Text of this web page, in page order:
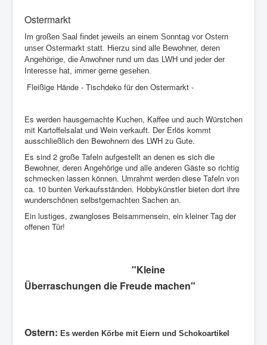
Ostermarkt
Im großen Saal findet jeweils an einem Sonntag vor Ostern
unser Ostermarkt statt. Hierzu sind alle Bewohner, deren
Angehörige, die Anwohner rund um das LWH und jeder der
Interesse hat, immer gerne gesehen.
Fleißige Hände - Tischdeko für den Ostermarkt -
Es werden hausgemachte Kuchen, Kaffee und auch Würstchen
mit Kartoffelsalat und Wein verkauft. Der Erlös kommt
ausschließlich den Bewohnern des LWH zu Gute.
Es sind 2 große Tafeln aufgestellt an denen es sich die
Bewohner, deren Angehörige und alle anderen Gäste so richtig
schmecken lassen können. Umrahmt werden diese Tafeln von
ca. 10 bunten Verkaufsständen. Hobbykünstler bieten dort ihre
wunderschönen selbstgemachten Sachen an.
Ein lustiges, zwangloses Beisammensein, ein kleiner Tag der
offenen Tür!
"Kleine
Überraschungen die Freude machen"
Ostern: Es werden Körbe mit Eiern und Schokoartikel